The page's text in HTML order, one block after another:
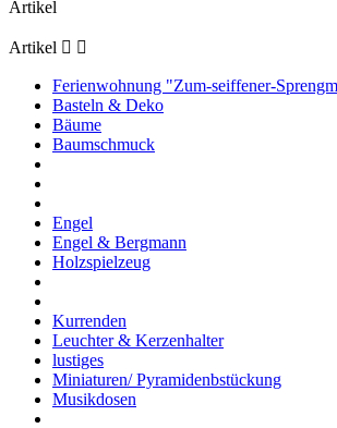
Artikel
Artikel  
Ferienwohnung "Zum-seiffener-
Basteln & Deko
Bäume
Baumschmuck
Engel
Engel & Bergmann
Holzspielzeug
Kurrenden
Leuchter & Kerzenhalter
lustiges
Miniaturen/ Pyramidenbstückung
Musikdosen